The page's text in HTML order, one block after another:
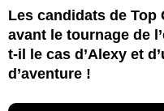
Les candidats de
avant le tournage de
t-il le cas d’Alexy et
d’aventure !